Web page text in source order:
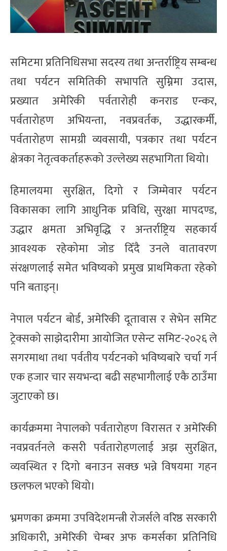
समिटमा प्रतिनिधिसभा सदस्य तथा अन्तर्राष्ट्रिय सम्बन्ध
तथा पर्यटन समितिकी सभापति सुम्निमा उदास,
प्रख्यात अमेरिकी पर्वतारोही कनराड एन्कर,
पर्वतारोहण अभियन्ता, नवप्रवर्तक, उद्धारकर्मी,
पर्वतारोहण सामग्री व्यवसायी, पत्रकार तथा पर्यटन
क्षेत्रका नेतृत्वकर्ताहरूको उल्लेख्य सहभागिता थियो।
हिमालयमा सुरक्षित, दिगो र जिम्मेवार पर्यटन
विकासका लागि आधुनिक प्रविधि, सुरक्षा मापदण्ड,
उद्धार क्षमता अभिवृद्धि र अन्तर्राष्ट्रिय सहकार्य
आवश्यक रहेकोमा जोड दिँदै उनले वातावरण
संरक्षणलाई समेत भविष्यको प्रमुख प्राथमिकता रहेको
पनि बताइन्।
नेपाल पर्यटन बोर्ड, अमेरिकी दूतावास र सेभेन समिट
ट्रेक्सको साझेदारीमा आयोजित एसेन्ट समिट-२०२६ ले
सगरमाथा तथा पर्वतीय पर्यटनको भविष्यबारे चर्चा गर्न
एक हजार चार सयभन्दा बढी सहभागीलाई एकै ठाउँमा
जुटाएको छ।
कार्यक्रममा नेपालको पर्वतारोहण विरासत र अमेरिकी
नवप्रवर्तनले कसरी पर्वतारोहणलाई अझ सुरक्षित,
व्यवस्थित र दिगो बनाउन सक्छ भन्ने विषयमा गहन
छलफल भएको थियो।
भ्रमणका क्रममा उपविदेशमन्त्री रोजर्सले वरिष्ठ सरकारी
अधिकारी, अमेरिकी चेम्बर अफ कमर्सका प्रतिनिधि